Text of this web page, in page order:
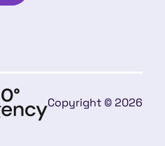
Copyright © 2026